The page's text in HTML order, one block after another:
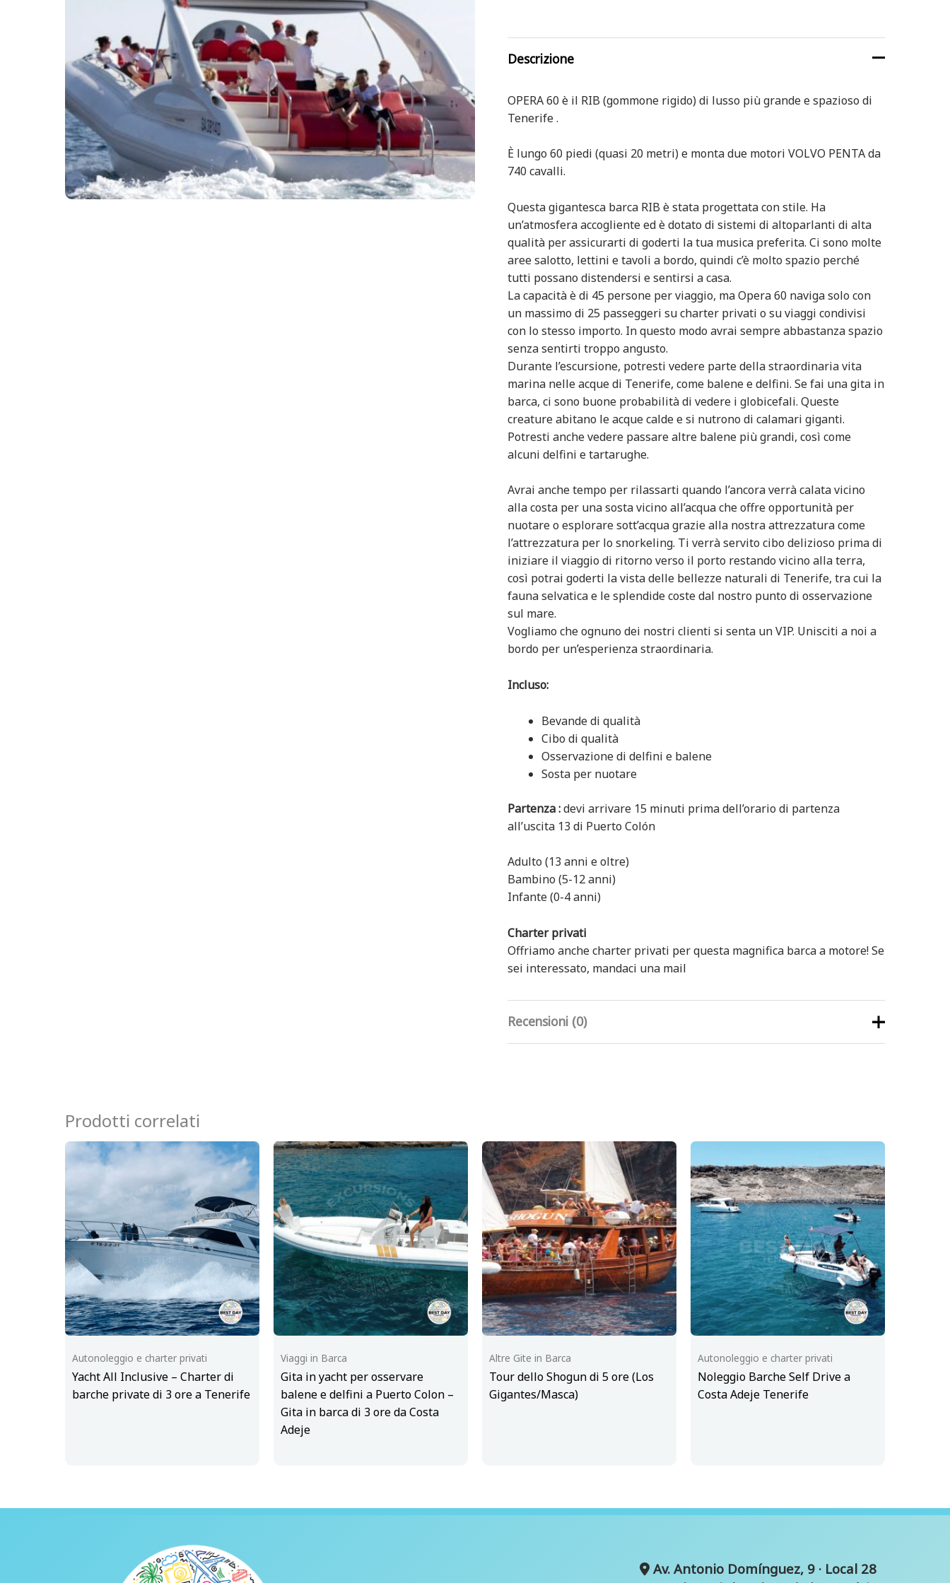
Descrizione
OPERA 60 è il RIB (gommone rigido) di lusso più grande e spazioso di
Tenerife .
È lungo 60 piedi (quasi 20 metri) e monta due motori VOLVO PENTA da
740 cavalli.
Questa gigantesca barca RIB è stata progettata con stile. Ha
un’atmosfera accogliente ed è dotato di sistemi di altoparlanti di alta
qualità per assicurarti di goderti la tua musica preferita. Ci sono molte
aree salotto, lettini e tavoli a bordo, quindi c’è molto spazio perché
tutti possano distendersi e sentirsi a casa.
La capacità è di 45 persone per viaggio, ma Opera 60 naviga solo con
un massimo di 25 passeggeri su charter privati ​​o su viaggi condivisi
con lo stesso importo. In questo modo avrai sempre abbastanza spazio
senza sentirti troppo angusto.
Durante l’escursione, potresti vedere parte della straordinaria vita
marina nelle acque di Tenerife, come balene e delfini. Se fai una gita in
barca, ci sono buone probabilità di vedere i globicefali. Queste
creature abitano le acque calde e si nutrono di calamari giganti.
Potresti anche vedere passare altre balene più grandi, così come
alcuni delfini e tartarughe.
Avrai anche tempo per rilassarti quando l’ancora verrà calata vicino
alla costa per una sosta vicino all’acqua che offre opportunità per
nuotare o esplorare sott’acqua grazie alla nostra attrezzatura come
l’attrezzatura per lo snorkeling. Ti verrà servito cibo delizioso prima di
iniziare il viaggio di ritorno verso il porto restando vicino alla terra,
così potrai goderti la vista delle bellezze naturali di Tenerife, tra cui la
fauna selvatica e le splendide coste dal nostro punto di osservazione
sul mare.
Vogliamo che ognuno dei nostri clienti si senta un VIP. Unisciti a noi a
bordo per un’esperienza straordinaria.
Incluso:
Bevande di qualità
Cibo di qualità
Osservazione di delfini e balene
Sosta per nuotare
Partenza :devi arrivare 15 minuti prima dell’orario di partenza
all’uscita 13 di Puerto Colón
Adulto (13 anni e oltre)
Bambino (5-12 anni)
Infante (0-4 anni)
Charter privati
Offriamo anche charter privati ​​per questa magnifica barca a motore! Se
sei interessato, mandaci una mail
Recensioni (0)
60 (RIB Gigante) – Gita in barca di 3 ore”
Devieffettuare l’accessoper pubblicare una recensione.
Prodotti correlati
Autonoleggio e charter privati
Yacht All Inclusive – Charter di
barche private di 3 ore a Tenerife
Viaggi in Barca
Gita in yacht per osservare
balene e delfini a Puerto Colon –
Gita in barca di 3 ore da Costa
Adeje
Altre Gite in Barca
Tour dello Shogun di 5 ore (Los
Gigantes/Masca)
Autonoleggio e charter privati
Noleggio Barche Self Drive a
Costa Adeje Tenerife
Av. Antonio Domínguez, 9 · Local 28